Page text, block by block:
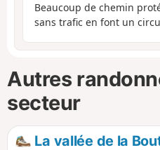
Beaucoup de chemin
sans trafic en font un
Autres
secteur
La vallée de la